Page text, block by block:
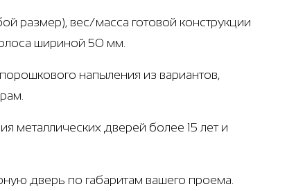
размер), вес/масса готовой конструкции
шириной 50 мм.
напыления из вариантов,
металлических дверей более 15 лет и
дверь по габаритам вашего проема.